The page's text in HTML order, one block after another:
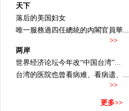
天下
落后的美国妇女
唯一服務過四任總統的內閣官員華...
>>
两岸
世界经济论坛今年改“中国台湾”...
台湾的医院也曾看病难、看病遗、...
>>
更多>>